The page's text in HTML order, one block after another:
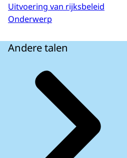
Uitvoering van rijksbeleid
Onderwerp
Andere talen